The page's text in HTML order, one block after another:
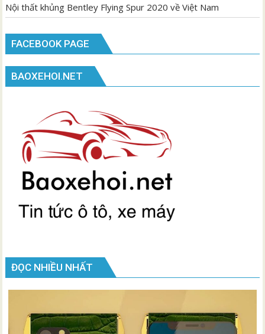
Nội thất khủng Bentley Flying Spur 2020 về Việt Nam
FACEBOOK PAGE
BAOXEHOI.NET
ĐỌC NHIỀU NHẤT